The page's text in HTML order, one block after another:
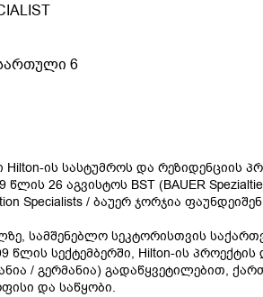
6
Hilton-ის სასტუმროს და რეზიდენციის
26 აგვისტოს BST (BAUER
Specialists / ბაუერ ჯორჯია
სამშენებლო სეკტორისთვის
წლის სექტემბერში, Hilton-ის
/ გერმანია) გადაწყვეტილებით,
და საწყობი.